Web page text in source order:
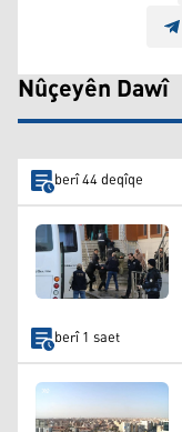
Nûçeyên Dawî
berî 44 deqîqe
berî 1 saet